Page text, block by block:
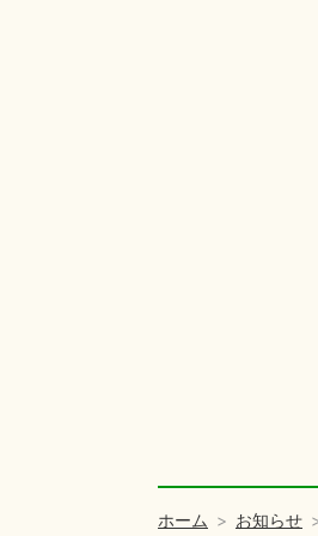
ホーム お知らせ